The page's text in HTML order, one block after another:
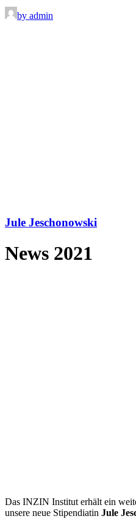
by admin
Jule Jeschonowski
News 2021
Das INZIN Institut erhält ein
unsere neue Stipendiatin Jule